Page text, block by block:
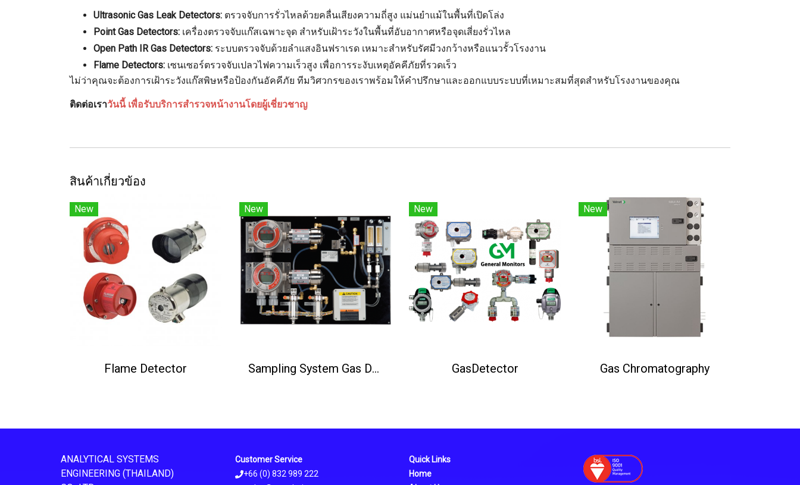
Ultrasonic Gas Leak Detectors: ตรวจจับการรั่วไหลด้วยคลื่นเสียงความถี่สูง แม่นยำแม้ในพื้นที่เปิดโล่ง
Point Gas Detectors: เครื่องตรวจจับแก๊สเฉพาะจุด สำหรับเฝ้าระวังในพื้นที่อับอากาศหรือจุดเสี่ยงรั่วไหล
Open Path IR Gas Detectors: ระบบตรวจจับด้วยลำแสงอินฟราเรด เหมาะสำหรับรัศมีวงกว้างหรือแนวรั้วโรงงาน
Flame Detectors: เซนเซอร์ตรวจจับเปลวไฟความเร็วสูง เพื่อการระงับเหตุอัคคีภัยที่รวดเร็ว
ไม่ว่าคุณจะต้องการเฝ้าระวังแก๊สพิษหรือป้องกันอัคคีภัย ทีมวิศวกรของเราพร้อมให้คำปรึกษาและออกแบบระบบที่เหมาะสมที่สุดสำหรับโรงงานของคุณ
ติดต่อเราวันนี้ เพื่อรับบริการสำรวจหน้างานโดยผู้เชี่ยวชาญ
สินค้าเกี่ยวข้อง
New
Flame Detector
New
Sampling System Gas Detector
New
GasDetector
New
Gas Chromatography
ANALYTICAL SYSTEMS
ENGINEERING (THAILAND)
Customer Service
+66 (0) 832 989 222
Quick Links
Home